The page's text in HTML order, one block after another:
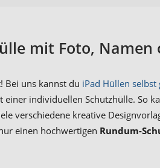
mit Foto, Namen
Bei uns kannst du iPad Hüllen selbst
einer individuellen Schutzhülle. So
verschiedene kreative
einen hochwertigen Rundum-